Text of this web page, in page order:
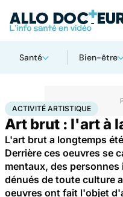
Santé Bien-être
AccueilBien-êtreActivité
ACTIVITÉ ARTISTIQUE
Art brut : l'art à
L'art brut a longtemps
Derrière ces oeuvres se
mentaux, des
dénués de toute culture
oeuvres ont fait l'objet